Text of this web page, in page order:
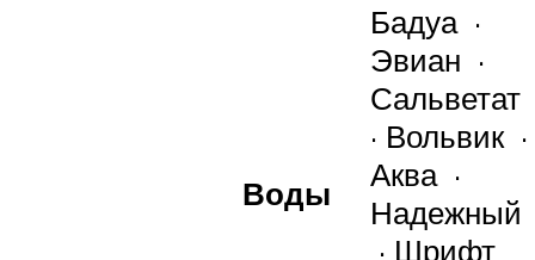
Воды
Бадуа ·
Эвиан ·
Сальветат
· Вольвик ·
Аква ·
Надежный
· Шрифт